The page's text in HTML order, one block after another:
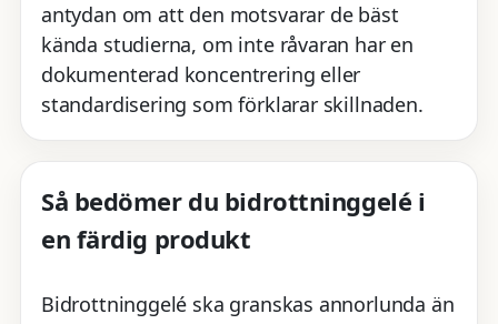
antydan om att den motsvarar de bäst
kända studierna, om inte råvaran har en
dokumenterad koncentrering eller
standardisering som förklarar skillnaden.
Så bedömer du bidrottninggelé i
en färdig produkt
Bidrottninggelé ska granskas annorlunda än